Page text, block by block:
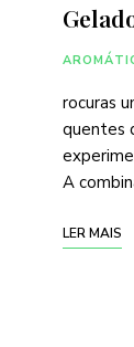
rocuras
quentes
A
LER MAIS